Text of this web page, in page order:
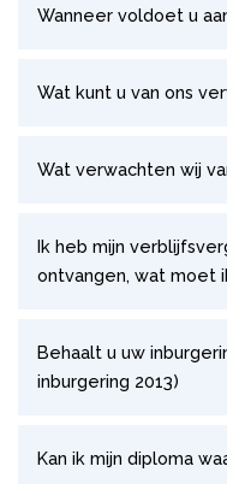
Wanneer voldoet u
Wat kunt u van ons
Wat verwachten wij
Ik heb mijn
ontvangen, wat moet
Behaalt u uw
inburgering 2013)
Kan ik mijn diploma